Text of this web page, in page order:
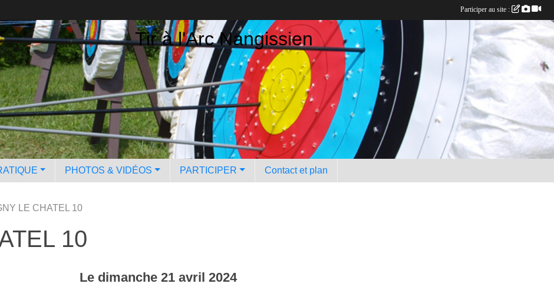
Tir à l'Arc Nangissien
PHOTOS & VIDÉOS PARTICIPER Contact et plan
LE CHATEL 10
10
Le dimanche 21 avril 2024
Participer au site :